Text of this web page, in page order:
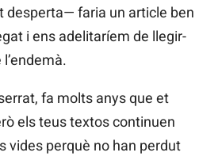
desperta— faria un article ben
i ens adelitaríem de llegir-
fa molts anys que et
els teus textos continuen
vides perquè no han perdut